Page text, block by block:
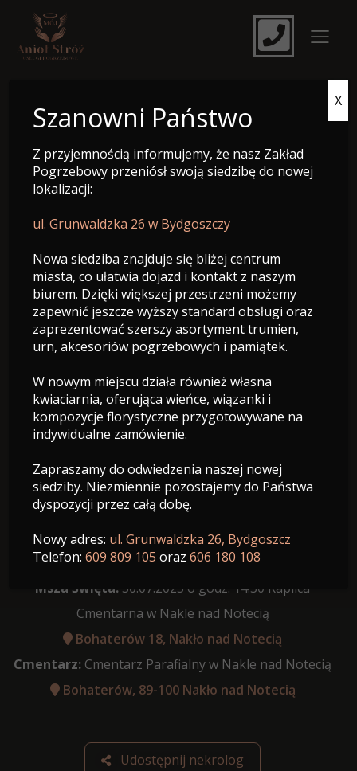
e-Nekrolog
Śp. Bożena Michnik
10.03.1968 - 26.07.2025
Wiek: 57 lat
Data pogrzebu:30.07.2025
Różaniec:godzina 14:00 w Kaplicy Cmentarnej Nakło
nad Notecią
Msza Święta: 30.07.2025 o godz. 14:30 Kaplica
Cmentarna w Nakle nad Notecią
Bohaterów 18, Nakło nad Notecią
Cmentarz: Cmentarz Parafialny w Nakle nad Notecią
Bohaterów, 89-100 Nakło nad Notecią
Udostępnij nekrolog
Szanowni Państwo
Z przyjemnością informujemy, że nasz Zakład
Pogrzebowy przeniósł swoją siedzibę do nowej
lokalizacji:
ul. Grunwaldzka 26 w Bydgoszczy
Nowa siedziba znajduje się bliżej centrum
miasta, co ułatwia dojazd i kontakt z naszym
biurem. Dzięki większej przestrzeni możemy
zapewnić jeszcze wyższy standard obsługi oraz
zaprezentować szerszy asortyment trumien,
urn, akcesoriów pogrzebowych i pamiątek.
W nowym miejscu działa również własna
kwiaciarnia, oferująca wieńce, wiązanki i
kompozycje florystyczne przygotowywane na
indywidualne zamówienie.
Zapraszamy do odwiedzenia naszej nowej
siedziby. Niezmiennie pozostajemy do Państwa
dyspozycji przez całą dobę.
Nowy adres: ul. Grunwaldzka 26, Bydgoszcz
Telefon:609 809 105 oraz606 180 108
X